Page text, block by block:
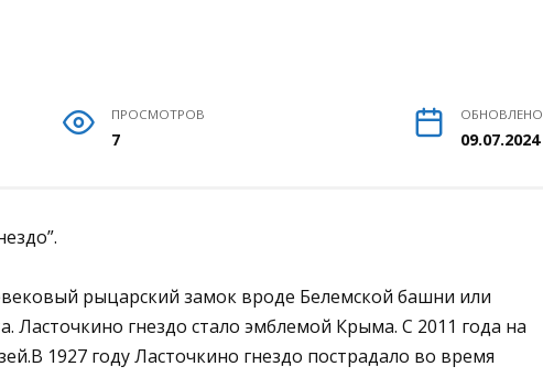
ПРОСМОТРОВ
7
ОБНОВЛЕНО
09.07.2024
рыцарский замок вроде Белемской башни или
Ласточкино гнездо стало эмблемой Крыма. С 2011 года на
1927 году Ласточкино гнездо пострадало во время